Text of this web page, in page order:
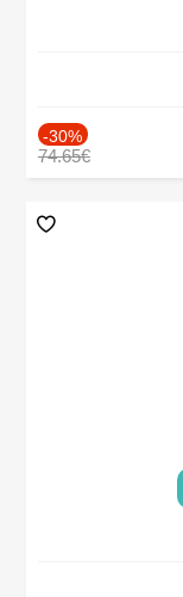
-30%
74.65€